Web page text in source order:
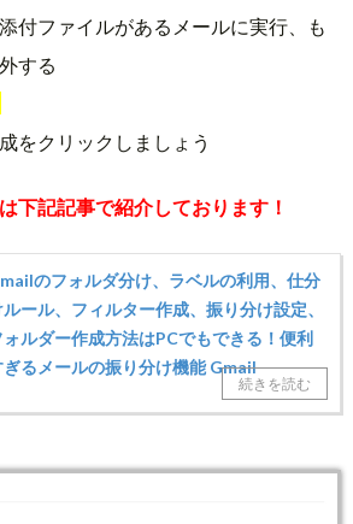
付ファイルがあるメールに実行、も
する
をクリックしましょう
下記記事で紹介しております！
のフォルダ分け、ラベルの利用、仕分
ルール、フィルター作成、振り分け設定、
ォルダー作成方法はPCでもできる！便利
ぎるメールの振り分け機能 Gmail